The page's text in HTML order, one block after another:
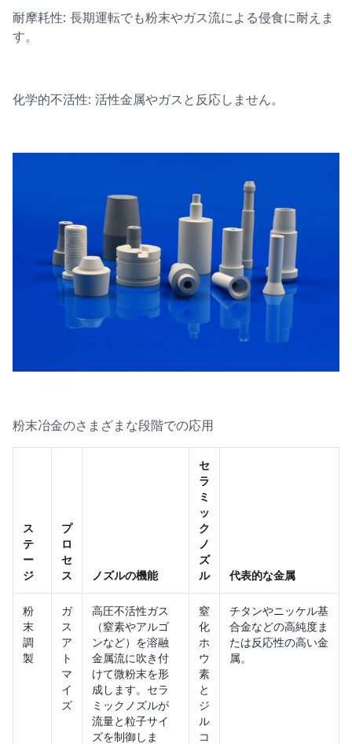
耐摩耗性: 長期運転でも粉末やガス流による侵食に耐えま
す。
化学的不活性: 活性金属やガスと反応しません。
粉末冶金のさまざまな段階での応用
ス
テ
ー
ジ
プ
ロ
セ
ス
ノズルの機能
セ
ラ
ミ
ッ
ク
ノ
ズ
ル
代表的な金属
粉
末
調
製
ガ
ス
ア
ト
マ
イ
ズ
高圧不活性ガス
（窒素やアルゴ
ンなど）を溶融
金属流に吹き付
けて微粉末を形
成します。セラ
ミックノズルが
流量と粒子サイ
ズを制御しま
窒
化
ホ
ウ
素
と
ジ
ル
コ
チタンやニッケル基
合金などの高純度ま
たは反応性の高い金
属。